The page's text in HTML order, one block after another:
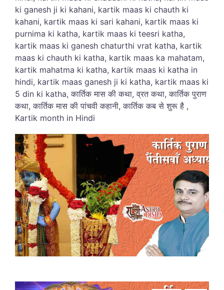
ki ganesh ji ki kahani, kartik maas ki chauth ki
kahani, kartik maas ki sari kahani, kartik maas ki
purnima ki katha, kartik maas ki teesri katha,
kartik maas ki ganesh chaturthi vrat katha, kartik
maas ki chauth ki katha, kartik maas ka mahatam,
kartik mahatma ki katha, kartik maas ki katha in
hindi, kartik maas ganesh ji ki katha, kartik maas ki
5 din ki katha, कार्तिक मास की कथा, व्रत कथा, कार्तिक पुराण
कथा, कार्तिक मास की पांचवी कहानी, कार्तिक कब से शुरू है ,
Kartik month in Hindi